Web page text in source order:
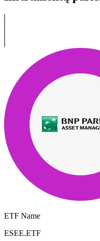
ETF Name
ESEE.ETF